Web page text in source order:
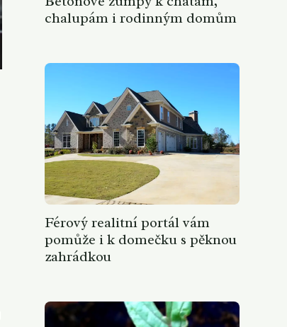
chalupám i rodinným domům
Férový realitní portál vám
pomůže i k domečku s pěknou
zahrádkou